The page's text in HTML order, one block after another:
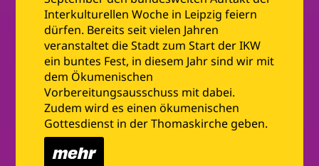
Interkulturellen Woche in Leipzig feiern
dürfen. Bereits seit vielen Jahren
veranstaltet die Stadt zum Start der IKW
ein buntes Fest, in diesem Jahr sind wir mit
dem Ökumenischen
Vorbereitungsausschuss mit dabei.
Zudem wird es einen ökumenischen
Gottesdienst in der Thomaskirche geben.
mehr